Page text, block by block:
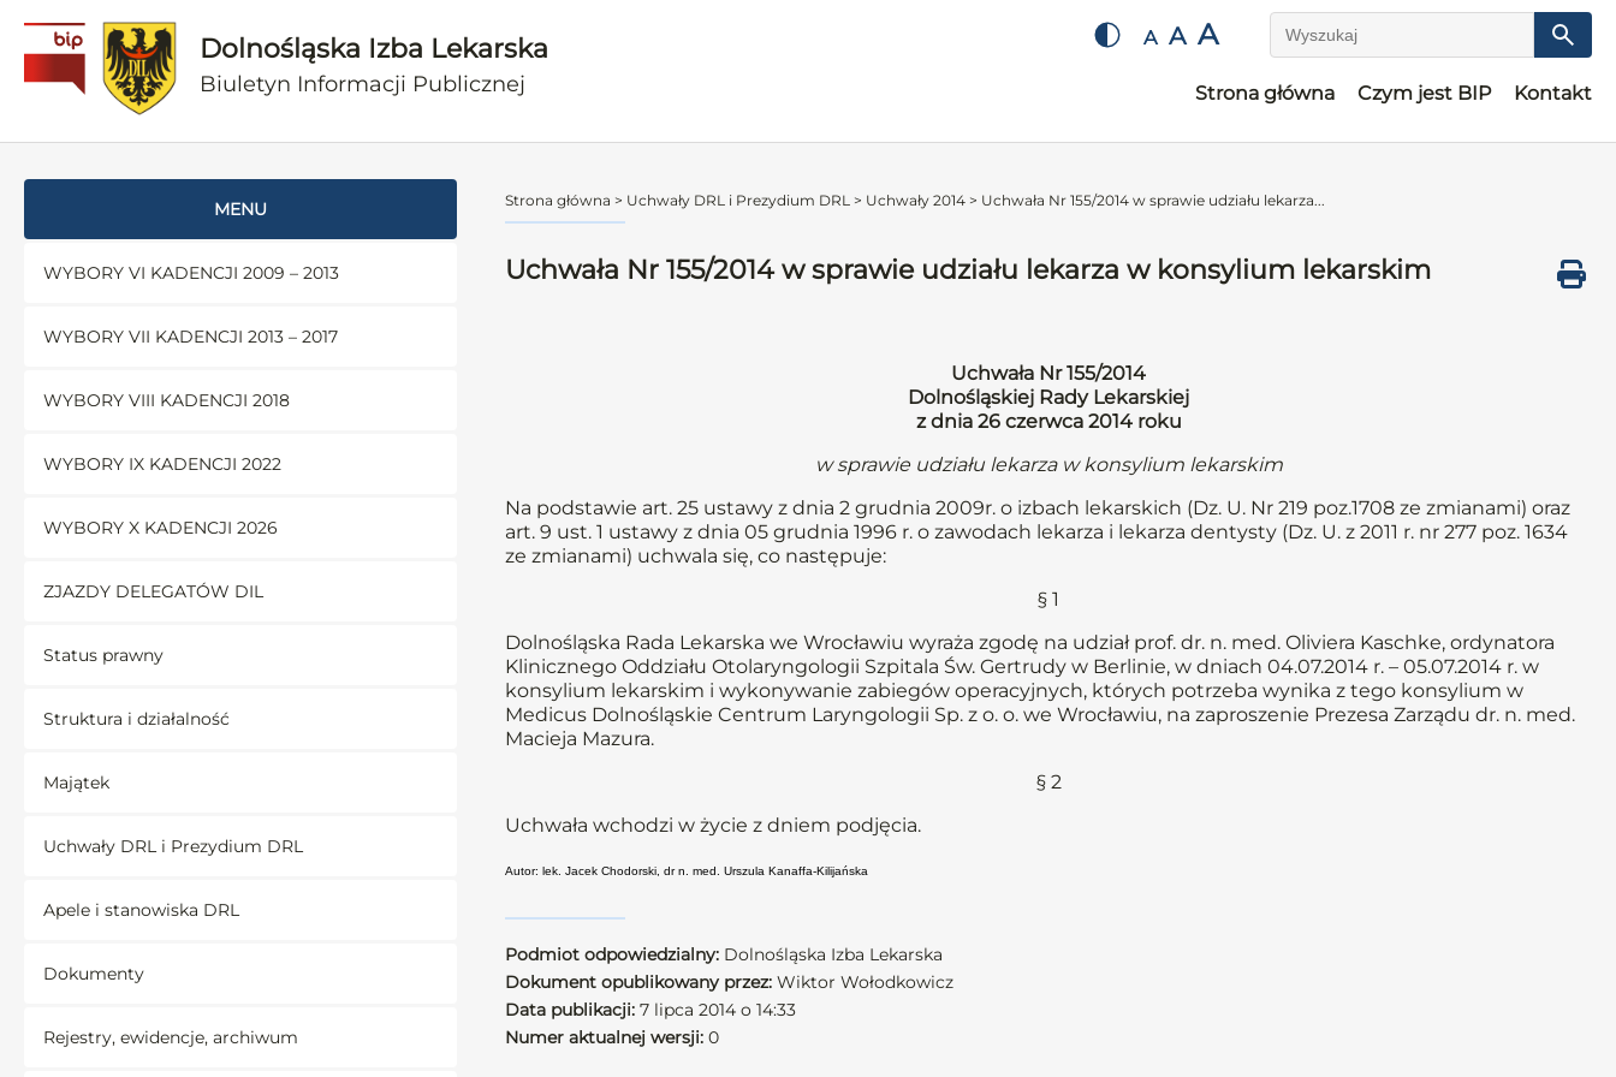
Dolnośląska Izba Lekarska
Biuletyn Informacji Publicznej
A A A Wyszukaj
Strona główna Czym jest BIP Kontakt
MENU
WYBORY VI KADENCJI 2009 – 2013
WYBORY VII KADENCJI 2013 – 2017
WYBORY VIII KADENCJI 2018
WYBORY IX KADENCJI 2022
WYBORY X KADENCJI 2026
ZJAZDY DELEGATÓW DIL
Status prawny
Struktura i działalność
Majątek
Uchwały DRL i Prezydium DRL
Apele i stanowiska DRL
Dokumenty
Rejestry, ewidencje, archiwum
Strona główna > Uchwały DRL i Prezydium DRL > Uchwały 2014 > Uchwała Nr 155/2014 w sprawie udziału lekarza...
Uchwała Nr 155/2014 w sprawie udziału lekarza w konsylium lekarskim
Uchwała Nr 155/2014
Dolnośląskiej Rady Lekarskiej
z dnia 26 czerwca 2014 roku
w sprawie udziału lekarza w konsylium lekarskim
Na podstawie art. 25 ustawy z dnia 2 grudnia 2009r. o izbach lekarskich (Dz. U. Nr 219 poz.1708 ze zmianami) oraz
art. 9 ust. 1 ustawy z dnia 05 grudnia 1996 r. o zawodach lekarza i lekarza dentysty (Dz. U. z 2011 r. nr 277 poz. 1634
ze zmianami) uchwala się, co następuje:
§ 1
Dolnośląska Rada Lekarska we Wrocławiu wyraża zgodę na udział prof. dr. n. med. Oliviera Kaschke, ordynatora
Klinicznego Oddziału Otolaryngologii Szpitala Św. Gertrudy w Berlinie, w dniach 04.07.2014 r. – 05.07.2014 r. w
konsylium lekarskim i wykonywanie zabiegów operacyjnych, których potrzeba wynika z tego konsylium w
Medicus Dolnośląskie Centrum Laryngologii Sp. z o. o. we Wrocławiu, na zaproszenie Prezesa Zarządu dr. n. med.
Macieja Mazura.
§ 2
Uchwała wchodzi w życie z dniem podjęcia.
Autor: lek. Jacek Chodorski, dr n. med. Urszula Kanaffa-Kilijańska
Podmiot odpowiedzialny: Dolnośląska Izba Lekarska
Dokument opublikowany przez: Wiktor Wołodkowicz
Data publikacji: 7 lipca 2014 o 14:33
Numer aktualnej wersji: 0